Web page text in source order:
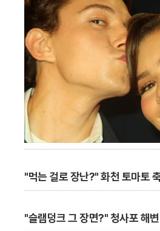
"먹는 걸로 장난?" 화천 토마토
"슬램덩크 그 장면?" 청사포 해